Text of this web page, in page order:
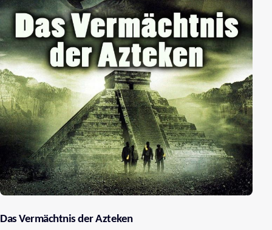
Das Vermächtnis der Azteken